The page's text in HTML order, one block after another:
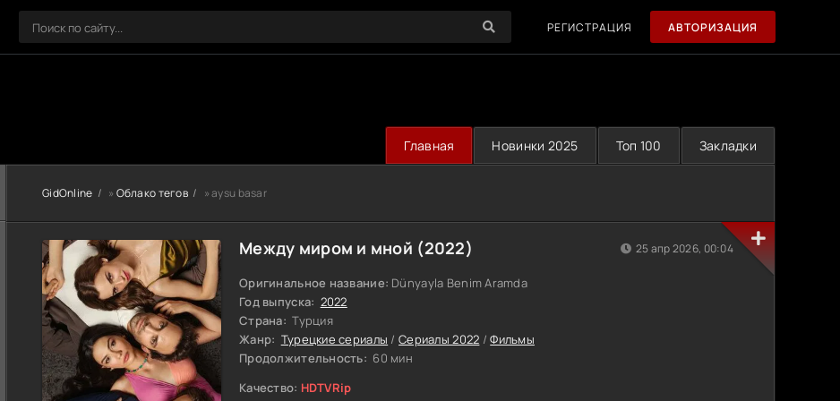
РЕГИСТРАЦИЯ АВТОРИЗАЦИЯ
Главная Новинки 2025 Топ 100 Закладки
GidOnline » Облако тегов » aysu basar
Между миром и мной (2022)
Оригинальное название: Dünyayla Benim Aramda
Год выпуска: 2022
Страна: Турция
Жанр: Турецкие сериалы /Сериалы 2022 /Фильмы
Продолжительность: 60 мин
Качество: HDTVRip
25 апр 2026, 00:04